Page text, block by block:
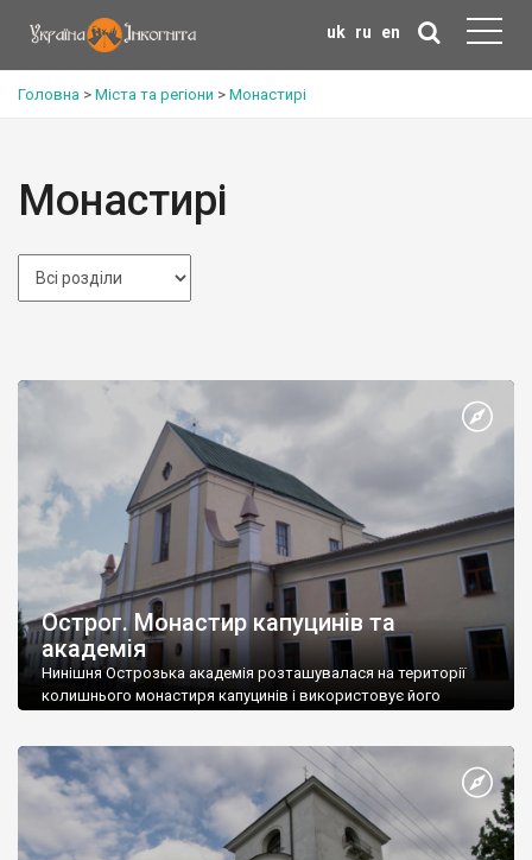
uk ru en
Головна > Міста та регіони > Монастирі
Монастирі
Острог. Монастир капуцинів та
академія
Нинішня Острозька академія розташувалася на території
колишнього монастиря капуцинів і використовує його